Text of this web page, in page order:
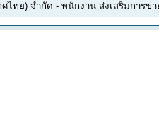
ไทย) จำกัด - พนักงาน ส่งเสริมการขา